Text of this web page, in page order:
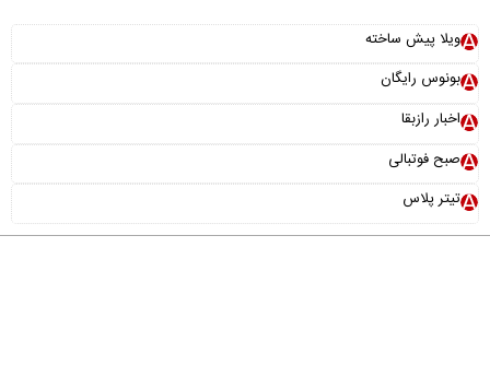
ویلا پیش ساخته
بونوس رایگان
اخبار رازبقا
صبح فوتبالی
تیتر پلاس